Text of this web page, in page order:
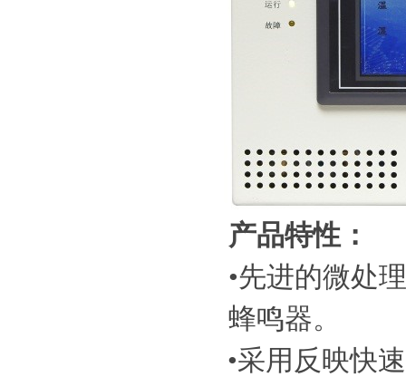
产品特性：
•先进的微处
蜂鸣器。
•采用反映快